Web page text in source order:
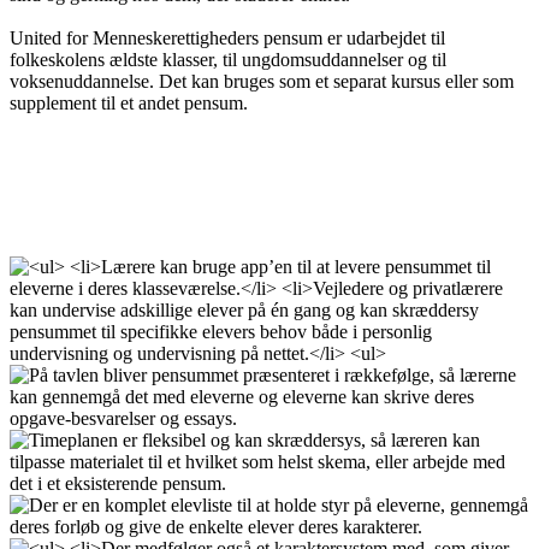
United for Menneskerettigheders pensum er udarbejdet til
folkeskolens ældste klasser, til ungdomsuddannelser og til
voksenuddannelse. Det kan bruges som et separat kursus eller som
supplement til et andet pensum.